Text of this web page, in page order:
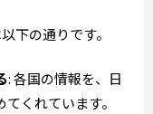
下の通りです。
: 各国の情報を、日
くれています。